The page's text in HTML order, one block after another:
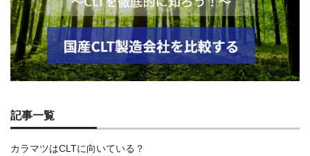
記事一覧
カラマツはCLTに向いている？